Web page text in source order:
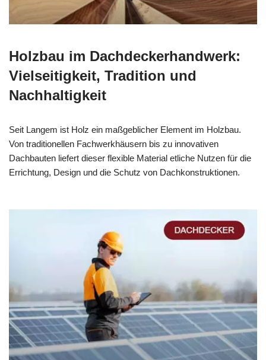
Holzbau im Dachdeckerhandwerk:
Vielseitigkeit, Tradition und
Nachhaltigkeit
Seit Langem ist Holz ein maßgeblicher Element im Holzbau.
Von traditionellen Fachwerkhäusern bis zu innovativen
Dachbauten liefert dieser flexible Material etliche Nutzen für die
Errichtung, Design und die Schutz von Dachkonstruktionen.